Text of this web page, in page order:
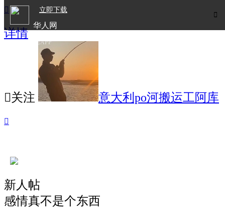

立即下载
华人网
欧洲华人生活APP

详情
关注 意大利po河搬运工阿库

新人帖
感情真不是个东西